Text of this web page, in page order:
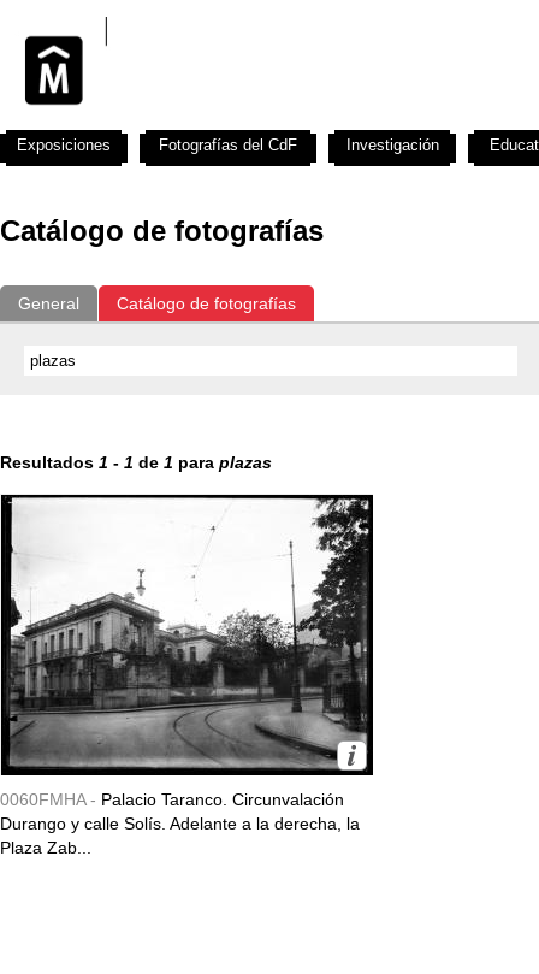
Catálogo de fotografías
General Catálogo de fotografías
Resultados 1 - 1 de 1 para plazas
0060FMHA - Palacio Taranco. Circunvalación
Durango y calle Solís. Adelante a la derecha, la
Plaza Zab...
Exposiciones Fotografías del CdF Investigación